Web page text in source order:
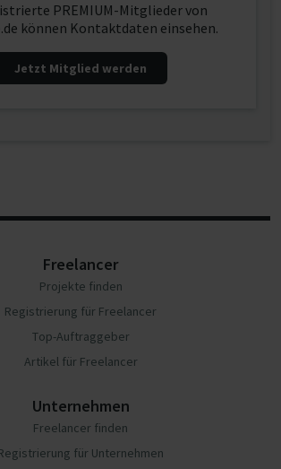
PREMIUM-Mitglieder von
können Kontaktdaten einsehen.
Jetzt Mitglied werden
Freelancer
Projekte finden
Registrierung für Freelancer
Top-Auftraggeber
Artikel für Freelancer
Unternehmen
Freelancer finden
für Unternehmen